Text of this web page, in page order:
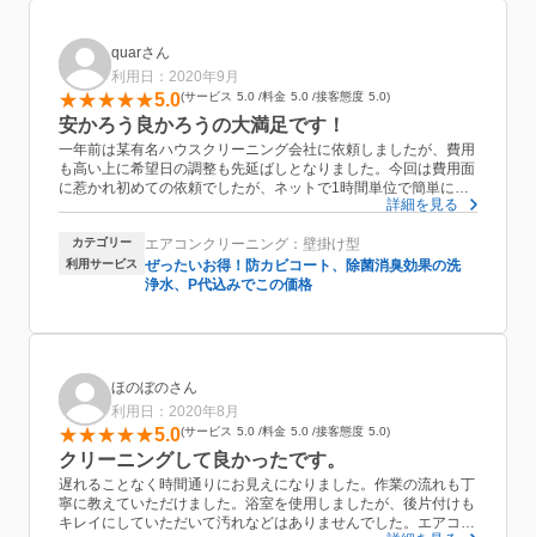
quarさん
利用日：2020年9月
5.0 サービス 5.0 料金 5.0 接客態度 5.0
安かろう良かろうの大満足です！
一年前は某有名ハウスクリーニング会社に依頼しましたが、費用
も高い上に希望日の調整も先延ばしとなりました。今回は費用面
に惹かれ初めての依頼でしたが、ネットで1時間単位で簡単に申
込みが出来ることやその後のスピーディーな確認メール(前日確
た。当日も時間に余裕を持っていらしていただき、作業開始前の
内容説明や細心な養生、的確な作業と、某有名ハウスクリーニン
グ会社に遜色のない、充分に満足出来る内容でした。家族からは
詳細を見る
カテゴリー エアコンクリーニング：壁掛け型
利用サービス
ぜったいお得！防カビコート、除菌消臭効果の洗
浄水、P代込みでこの価格
ほのぼのさん
利用日：2020年8月
5.0 サービス 5.0 料金 5.0 接客態度 5.0
クリーニングして良かったです。
遅れることなく時間通りにお見えになりました。作業の流れも丁
寧に教えていただけました。浴室を使用しましたが、後片付けも
キレイにしていただいて汚れなどはありませんでした。エアコン